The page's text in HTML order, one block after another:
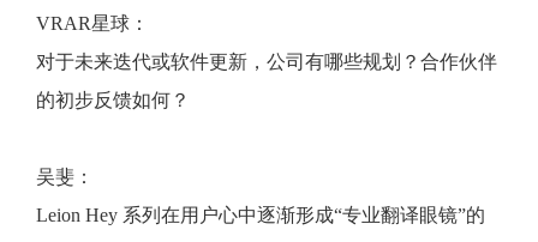
VRAR星球：
对于未来迭代或软件更新，公司有哪些规划？合作伙伴
的初步反馈如何？
吴斐：
Leion Hey 系列在用户心中逐渐形成“专业翻译眼镜”的